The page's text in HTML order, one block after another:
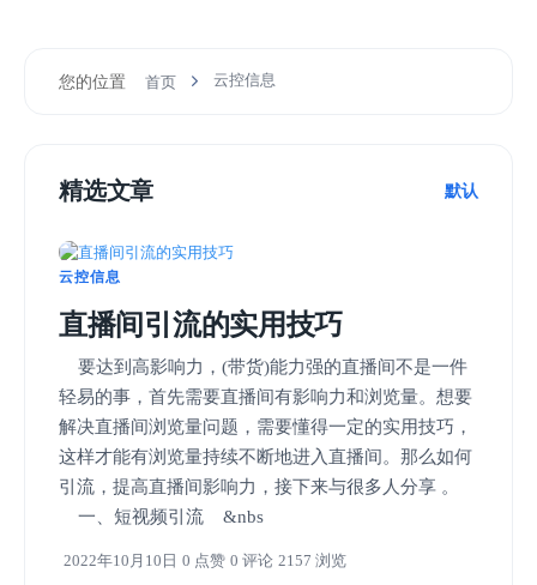
您的位置 首页 云控信息
精选文章 默认
云控信息
直播间引流的实用技巧
要达到高影响力，(带货)能力强的直播间不是一件
轻易的事，首先需要直播间有影响力和浏览量。想要
解决直播间浏览量问题，需要懂得一定的实用技巧，
这样才能有浏览量持续不断地进入直播间。那么如何
引流，提高直播间影响力，接下来与很多人分享 。
一、短视频引流 &nbs
2022年10月10日 0 点赞 0 评论 2157 浏览